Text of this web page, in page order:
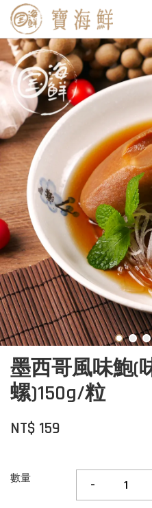
墨西哥風味鮑(
螺)150g/粒
NT$ 159
數量 -